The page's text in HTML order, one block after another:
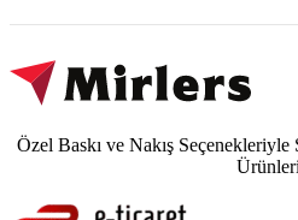
Özel Baskı ve Nakış